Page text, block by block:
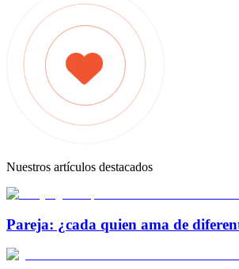
Nuestros artículos destacados
Pareja: ¿cada quien ama de